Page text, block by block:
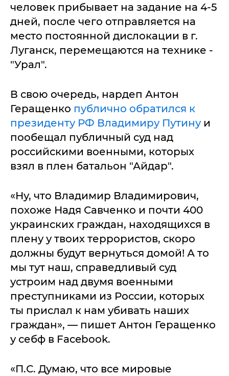
человек прибывает на задание на 4-5
дней, после чего отправляется на
место постоянной дислокации в г.
Луганск, перемещаются на технике -
"Урал".
В свою очередь, нардеп Антон
Геращенко публично обратился к
президенту РФ Владимиру Путинуи
пообещал публичный суд над
российскими военными, которых
взял в плен батальон "Айдар".
«Ну, что Владимир Владимирович,
похоже Надя Савченко и почти 400
украинских граждан, находящихся в
плену у твоих террористов, скоро
должны будут вернуться домой! А то
мы тут наш, справедливый суд
устроим над двумя военными
преступниками из России, которых
ты прислал к нам убивать наших
граждан», — пишет Антон Геращенко
у себф в Facebook.
«П.С. Думаю, что все мировые